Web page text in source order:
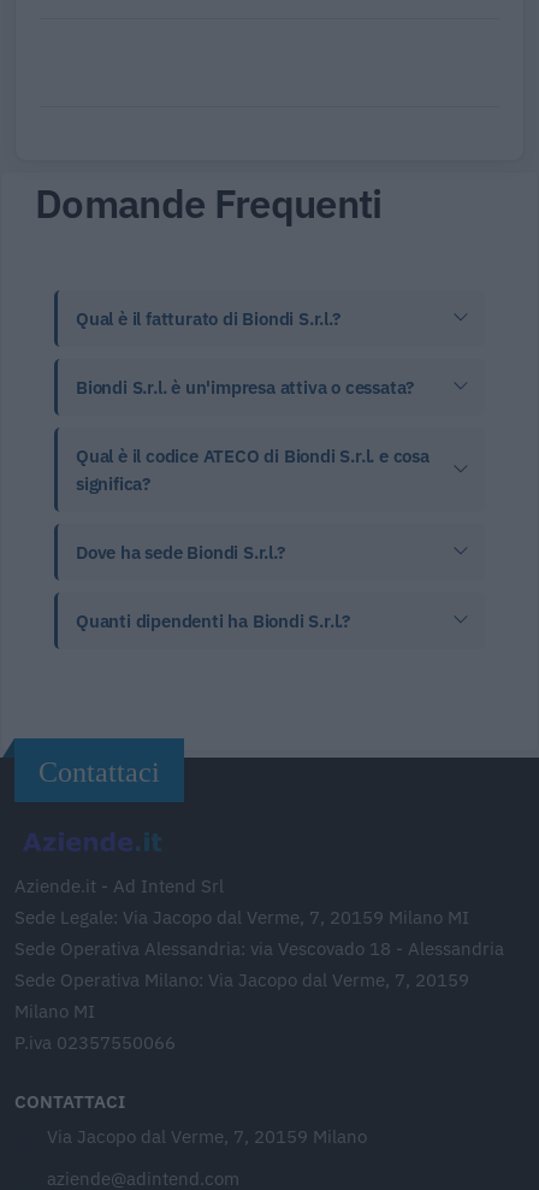
Domande Frequenti
Qual è il fatturato di Biondi S.r.l.?
Biondi S.r.l. è un'impresa attiva o cessata?
Qual è il codice ATECO di Biondi S.r.l. e cosa
significa?
Dove ha sede Biondi S.r.l.?
Quanti dipendenti ha Biondi S.r.l.?
Contattaci
Aziende.it - Ad Intend Srl
Sede Legale: Via Jacopo dal Verme, 7, 20159 Milano MI
Sede Operativa Alessandria: via Vescovado 18 - Alessandria
Sede Operativa Milano: Via Jacopo dal Verme, 7, 20159
Milano MI
P.iva 02357550066
CONTATTACI
Via Jacopo dal Verme, 7, 20159 Milano
aziende@adintend.com